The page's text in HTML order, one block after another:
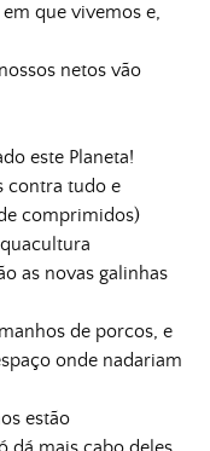
que vivemos e,
netos vão
este Planeta!
contra tudo e
comprimidos)
as novas galinhas
de porcos, e
onde nadariam
estão